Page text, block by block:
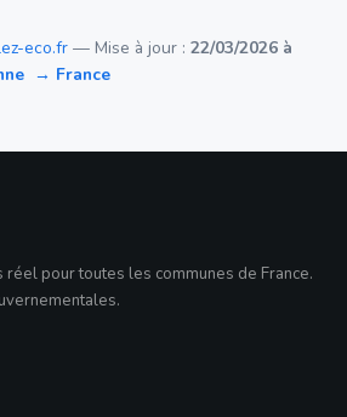
eco.fr — Mise à jour : 22/03/2026 à
→ France
réel pour toutes les communes de France.